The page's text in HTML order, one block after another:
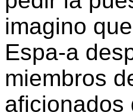
imagino
Espa-a
miembros
aficionados